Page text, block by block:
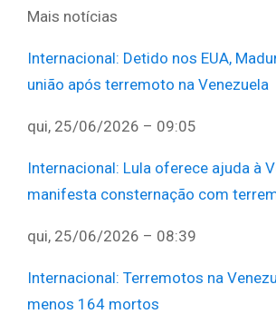
Mais notícias
Internacional: Detido nos EUA,
união após terremoto na Venezuela
qui, 25/06/2026 – 09:05
Internacional: Lula oferece ajuda à
manifesta consternação com
qui, 25/06/2026 – 08:39
Internacional: Terremotos na
menos 164 mortos